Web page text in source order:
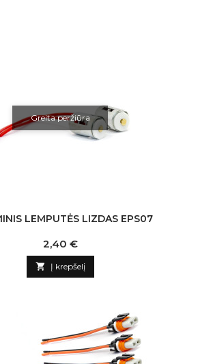
Greita peržiūra
LEMPUTĖS LIZDAS EPS07
Kaina
2,40 €
 Į krepšelį